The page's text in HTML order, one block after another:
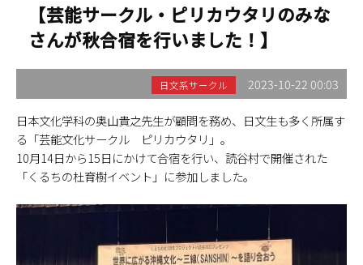
【芸能サークル・ピリカウタリのみな
さんが秋合宿を行いました！】
日文系サークル 2023-10-22 00:03
日本文化学科の奥山貴之先生が顧問を務め、日文生も多く所属す
る「芸能文化サークル ピリカウタリ」。
10月14日から15日にかけて合宿を行い、読谷村で開催された
「くるちの杜育樹イベント」に参加しました。